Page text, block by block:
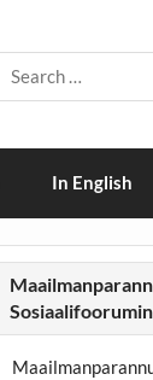
In English